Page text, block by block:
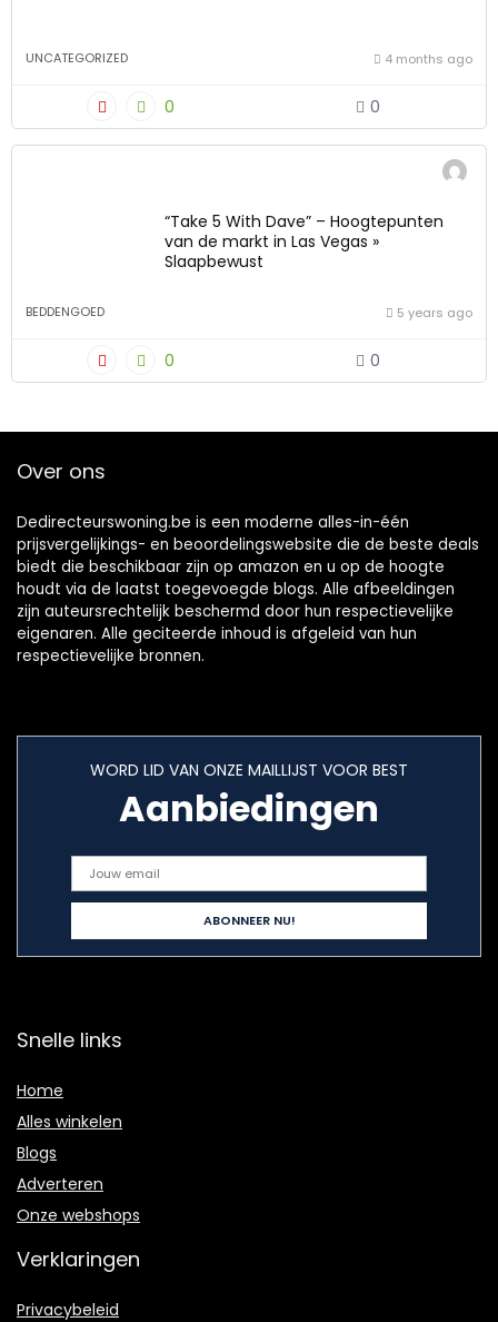
UNCATEGORIZED 4 months ago
0 0
“Take 5 With Dave” – ​​Hoogtepunten
van de markt in Las Vegas »
Slaapbewust
BEDDENGOED 5 years ago
0 0
Over ons
Dedirecteurswoning.be is een moderne alles-in-één
prijsvergelijkings- en beoordelingswebsite die de beste deals
biedt die beschikbaar zijn op amazon en u op de hoogte
houdt via de laatst toegevoegde blogs. Alle afbeeldingen
zijn auteursrechtelijk beschermd door hun respectievelijke
eigenaren. Alle geciteerde inhoud is afgeleid van hun
respectievelijke bronnen.
WORD LID VAN ONZE MAILLIJST VOOR BEST
Aanbiedingen
Snelle links
Home
Alles winkelen
Blogs
Adverteren
Onze webshops
Verklaringen
Privacybeleid